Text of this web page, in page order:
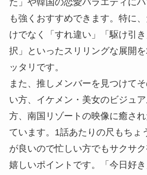
も強くおすすめできます。特に
けでなく「すれ違い」「駆け引
択」といったスリリングな展開
ッタリです。
また、推しメンバーを見つけて
い方、イケメン・美女のビジュ
方、南国リゾートの映像に癒さ
ています。1話あたりの尺もちょ
が良いので忙しい方でもサクサ
嬉しいポイントです。「今日好